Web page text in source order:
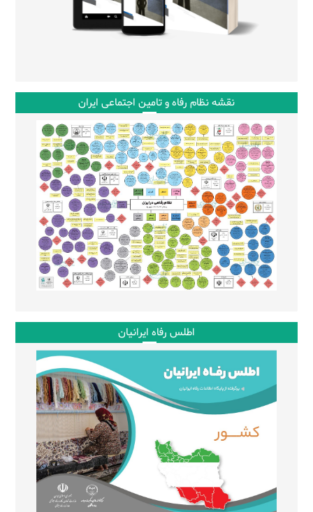
نقشه نظام رفاه و تامین اجتماعی ایران
اطلس رفاه ایرانیان